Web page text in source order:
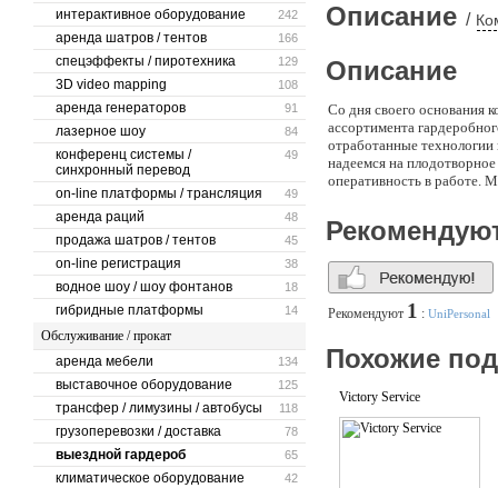
242
интерактивное оборудование
166
аренда шатров / тентов
129
спецэффекты / пиротехника
108
3D video mapping
91
аренда генераторов
84
лазерное шоу
49
конференц системы /
синхронный перевод
49
on-line платформы / трансляция
48
аренда раций
45
продажа шатров / тентов
38
on-line регистрация
18
водное шоу / шоу фонтанов
14
гибридные платформы
Обслуживание / прокат
134
аренда мебели
125
выставочное оборудование
118
трансфер / лимузины / автобусы
78
грузоперевозки / доставка
65
выездной гардероб
42
климатическое оборудование
Описание /
Описание
Со дня своего основания
ассортимента
отработанные
надеемся на
оперативность в работе.
Рекомендуют 1 : UniPersonal
Похожие
Victory Service